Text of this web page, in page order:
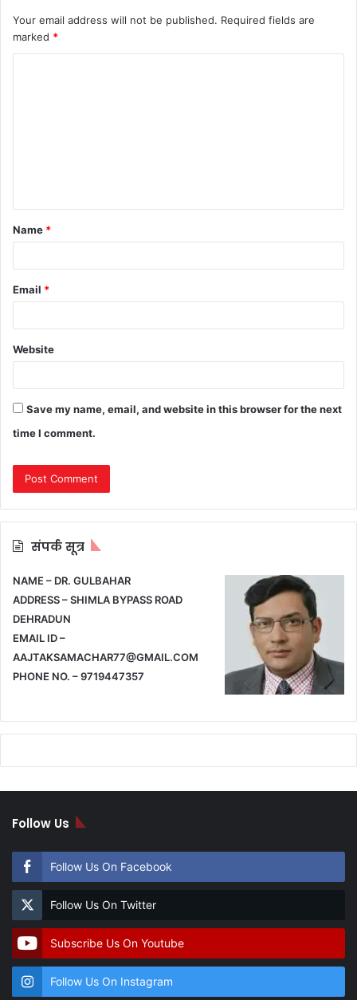
Your email address will not be published. Required fields are
marked *
t
*
Name *
Email *
Website
Save my name, email, and website in this browser for the next
time I comment.
संपर्क सूत्र
NAME – DR. GULBAHAR
ADDRESS – SHIMLA BYPASS ROAD
DEHRADUN
EMAIL ID –
AAJTAKSAMACHAR77@GMAIL.COM
PHONE NO. – 9719447357
Follow Us
Follow Us On Facebook
Follow Us On Twitter
Subscribe Us On Youtube
Follow Us On Instagram